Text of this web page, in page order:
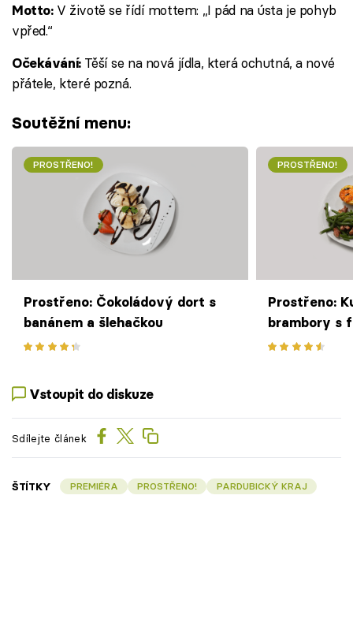
Motto: V životě se řídí mottem: „I pád na ústa je pohyb
vpřed.“
Očekávání: Těší se na nová jídla, která ochutná, a nové
přátele, které pozná.
Soutěžní menu:
PROSTŘENO!
Prostřeno: Čokoládový dort s
banánem a šlehačkou
PROSTŘENO!
Prostřeno:
brambory s
slaninou
Vstoupit do diskuze
Sdílejte článek
ŠTÍTKY PREMIÉRA PROSTŘENO! PARDUBICKÝ KRAJ